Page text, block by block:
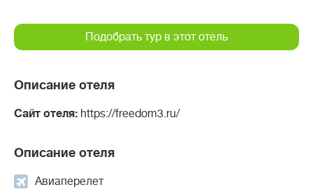
Описание отеля
Сайт отеля: https://freedom3.ru/
Описание отеля
Авиаперелет
Подобрать тур в этот отель